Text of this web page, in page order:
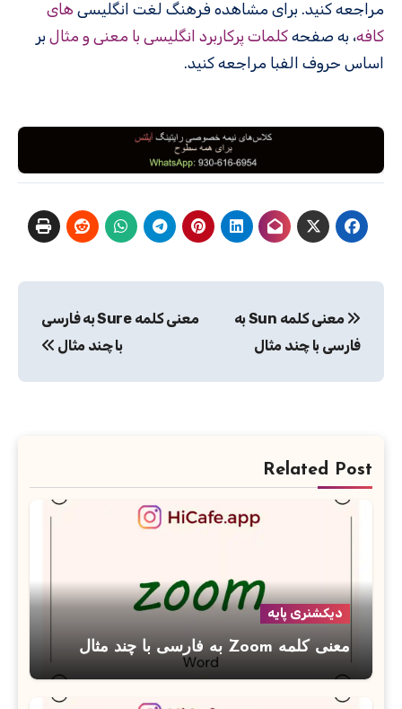
مراجعه کنید. برای مشاهده فرهنگ لغت انگلیسی های
کافه، به صفحه کلمات پرکاربرد انگلیسی با معنی و مثال بر
اساس حروف الفبا مراجعه کنید.
نوشته
معنی کلمه Sun به
فارسی با چند مثال
معنی کلمه Sure به فارسی
با چند مثال
Related Post
دیکشنری پایه
معنی کلمه Zoom به فارسی با چند مثال